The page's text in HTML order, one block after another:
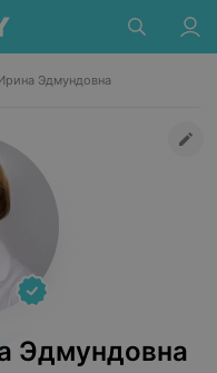
Эдмундовна
Эдмундовна